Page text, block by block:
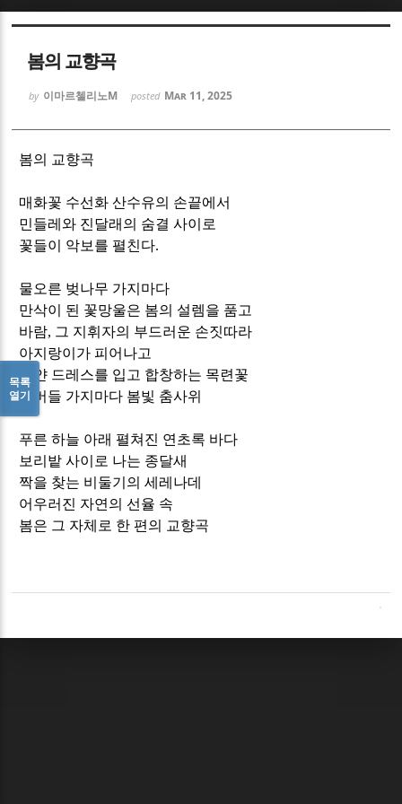
봄의 교향곡
by 이마르첼리노M posted Mar 11, 2025
봄의 교향곡
매화꽃 수선화 산수유의 손끝에서
민들레와 진달래의 숨결 사이로
꽃들이 악보를 펼친다.
물오른 벚나무 가지마다
만삭이 된 꽃망울은 봄의 설렘을 품고
바람, 그 지휘자의 부드러운 손짓따라
아지랑이가 피어나고
하얀 드레스를 입고 합창하는 목련꽃
실버들 가지마다 봄빛 춤사위
푸른 하늘 아래 펼쳐진 연초록 바다
보리밭 사이로 나는 종달새
짝을 찾는 비둘기의 세레나데
어우러진 자연의 선율 속
봄은 그 자체로 한 편의 교향곡
목록
열기
Sketchbook5, 스케치북5
Sketchbook5, 스케치북5
Sketchbook5, 스케치북5
Sketchbook5, 스케치북5